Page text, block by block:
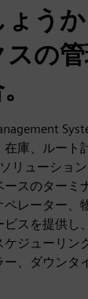
う
の
在庫、ルート
リューショ
ースのターミ
レーター、
ビスを提供し
ケジューリン
ー、ダウンタ